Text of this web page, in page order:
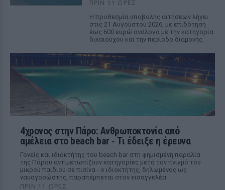
ΠΡΙΝ 11 ΏΡΕΣ
Η προθεσμία υποβολής αιτήσεων λήγει
στις 21 Αυγούστου 2026, με επιδότηση
έως 600 ευρώ ανάλογα με την κατηγορία
δικαιούχου και την περίοδο διαμονής.
4χρονος στην Πάρο: Ανθρωποκτονία από
αμέλεια στο beach bar ‑ Τι έδειξε η έρευνα
Γονείς και ιδιοκτήτης του beach bar στη φημισμένη παραλία
της Πάρου αντιμετωπίζουν κατηγορίες μετά τον πνιγμό του
μικρού παιδιού σε πισίνα - ο ιδιοκτήτης, δηλωμένος ως
ναυαγοσώστης, παραπέμπεται στον εισαγγελέα
ΠΡΙΝ 11 ΏΡΕΣ